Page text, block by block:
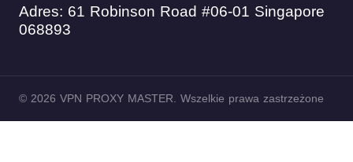
Adres: 61 Robinson Road #06-01 Singapore
068893
© 2026 VPN PROXY MASTER. Wszelkie prawa zastrzeżone